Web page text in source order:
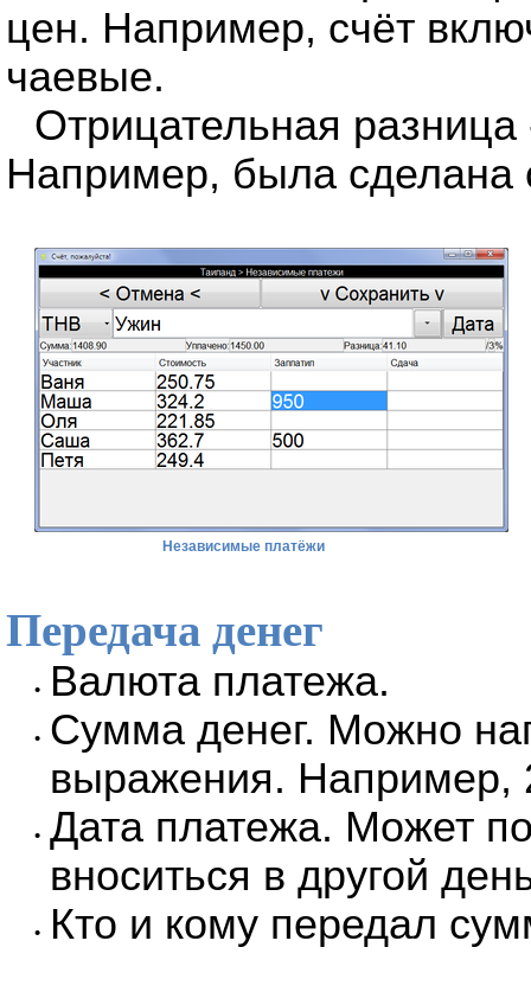
цен. Например, счёт
чаевые.
Отрицательная
Например, была сделана
Независимые платёжи
Передача денег
• Валюта платежа.
• Сумма денег. Можно
выражения. Например,
• Дата платежа. Может
вноситься в другой
• Кто и кому передал